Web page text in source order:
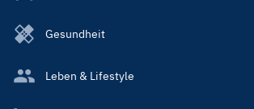
Gesundheit
Leben & Lifestyle